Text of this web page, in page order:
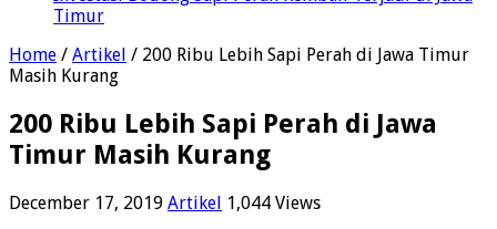
Timur
Home / Artikel / 200 Ribu Lebih Sapi Perah di Jawa Timur
Masih Kurang
200 Ribu Lebih Sapi Perah di Jawa
Timur Masih Kurang
December 17, 2019 Artikel 1,044 Views